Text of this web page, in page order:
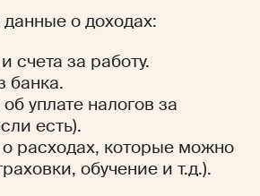
о доходах:
счета за работу.
банка.
уплате налогов за
есть).
расходах, которые можно
обучение и т.д.).